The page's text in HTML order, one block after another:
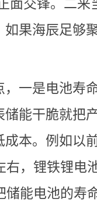
面交锋。二来
果海辰足够
，一是电池寿
能干脆就把
本。例如以
右，锂铁锂电
储能电池的寿